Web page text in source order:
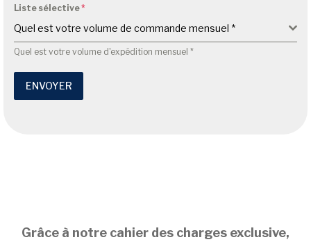
Liste sélective*
Quel est votre volume de commande mensuel *
Quel est votre volume d'expédition mensuel *
Ce formulaire vous redirigera vers une autre page une
ENVOYER
Grâce à notre cahier des charges exclusive,